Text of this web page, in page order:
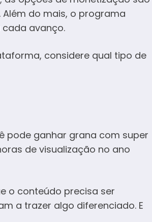
do mais, o programa
avanço.
considere qual tipo de
pode ganhar grana com super
de visualização no ano
o conteúdo precisa ser
a trazer algo diferenciado. E